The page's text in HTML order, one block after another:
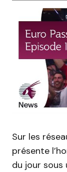
Sur les
présente
du jour sous